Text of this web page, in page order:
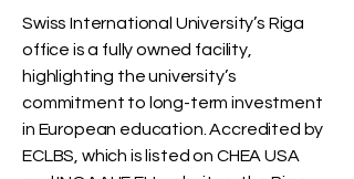
Swiss International University’s Riga
office is a fully owned facility,
highlighting the university’s
commitment to long-term investment
in European education. Accredited by
ECLBS, which is listed on CHEA USA